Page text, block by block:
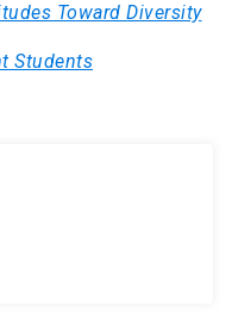
Toward Diversity
Students